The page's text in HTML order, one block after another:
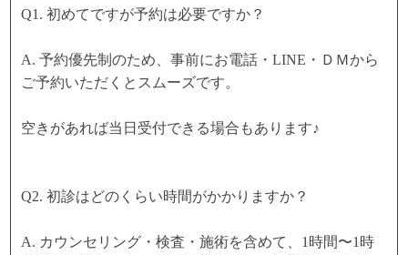
Q1. 初めてですが予約は必要ですか？
A. 予約優先制のため、事前にお電話・LINE・ＤＭから
ご予約いただくとスムーズです。
空きがあれば当日受付できる場合もあります♪
Q2. 初診はどのくらい時間がかかりますか？
A. カウンセリング・検査・施術を含めて、1時間〜1時